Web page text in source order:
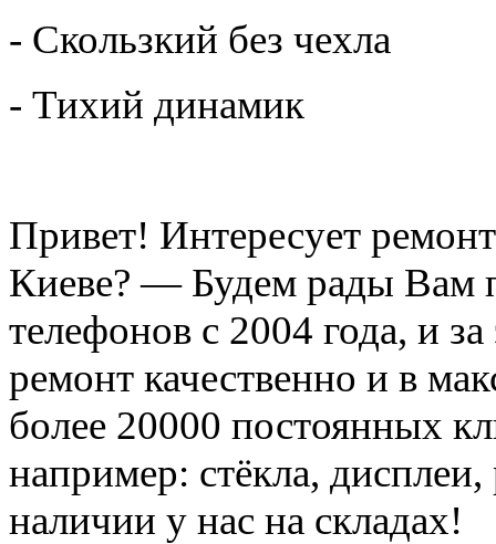
- Скользкий без чехла
- Тихий динамик
Привет! Интересует
Киеве? — Будем рады Вам
телефонов с 2004 года, и
ремонт качественно и в
более 20000 постоянных
например: стёкла, дисплеи,
наличии у нас на складах!